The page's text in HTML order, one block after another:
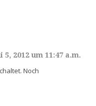
5, 2012 um 11:47 a.m.
Noch